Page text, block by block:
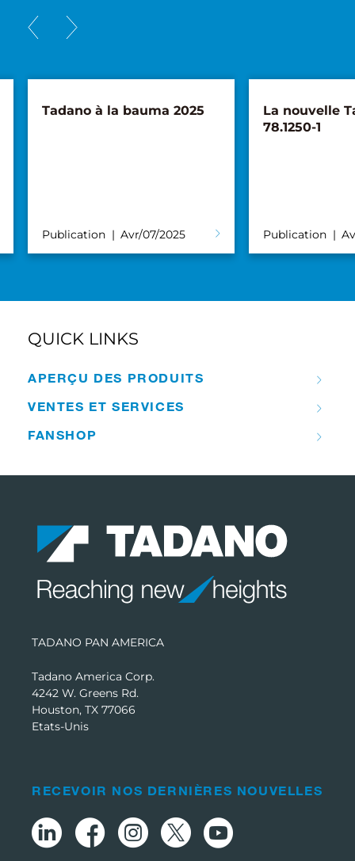
Tadano à la bauma 2025
Publication Avr/07/2025
La nouvelle
78.1250-1
Publication
QUICK LINKS
APERÇU DES PRODUITS
VENTES ET SERVICES
FANSHOP
TADANO PAN AMERICA
Tadano America Corp.
4242 W. Greens Rd.
Houston, TX 77066
Etats-Unis
RECEVOIR NOS DERNIÈRES NOUVELLES